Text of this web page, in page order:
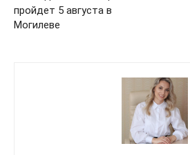
пройдет 5 августа в
Могилеве